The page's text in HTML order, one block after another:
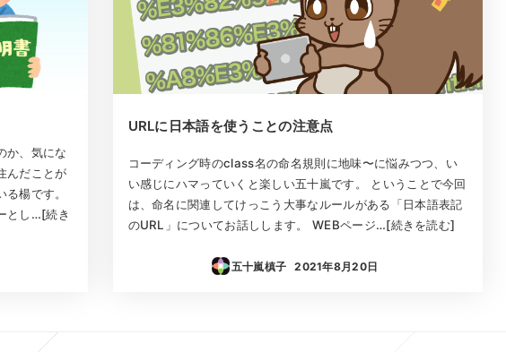
か、気にな
んだことが
楊です。
とし…[続き
URLに日本語を使うことの注意点
コーディング時のclass名の命名規則に地味〜に悩みつつ、い
い感じにハマっていくと楽しい五十嵐です。 ということで今回
は、命名に関連してけっこう大事なルールがある「日本語表記
のURL」についてお話しします。 WEBページ…[続きを読む]
五十嵐槙子
投稿日
2021年8月20日